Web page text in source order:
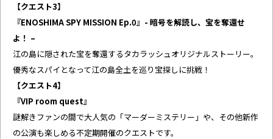
【クエスト3】
『ENOSHIMA SPY MISSION Ep.0』- 暗号を解読し、宝を奪還せ
よ！ –
江の島に隠された宝を奪還するタカラッシュオリジナルストーリー。
優秀なスパイとなって江の島全土を巡り宝探しに挑戦！
【クエスト4】
『VIP room quest』
謎解きファンの間で大人気の「マーダーミステリー」や、その他新作
の公演も楽しめる不定期開催のクエストです。